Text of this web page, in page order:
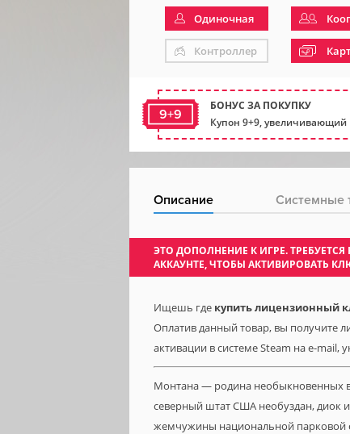
Одиночная
Контроллер
9+9
БОНУС ЗА ПОКУПКУ
Купон 9+9, увеличивающий
Описание Системные
ЭТО ДОПОЛНЕНИЕ К ИГРЕ.
АККАУНТЕ, ЧТОБЫ АКТИВИРОВАТЬ
Ищешь где купить лицензионный
Оплатив данный товар, вы получите
активации в системе Steam на e-mail,
Монтана — родина необыкновенных
северный штат США необуздан, диок
жемчужины национальной парковой